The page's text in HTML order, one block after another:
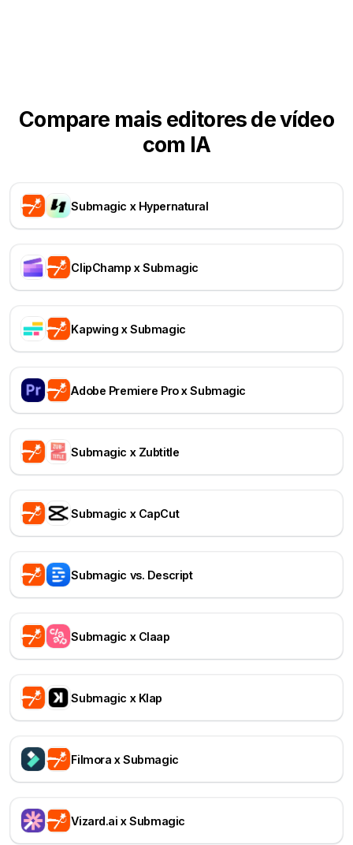
Compare mais editores de vídeo
com IA
Submagic x Hypernatural
ClipChamp x Submagic
Kapwing x Submagic
Adobe Premiere Pro x Submagic
Submagic x Zubtitle
Submagic x CapCut
Submagic vs. Descript
Submagic x Claap
Submagic x Klap
Filmora x Submagic
Vizard.ai x Submagic